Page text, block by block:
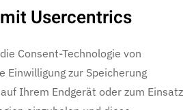
Usercentrics
Consent-Technologie von
Einwilligung zur Speicherung
Ihrem Endgerät oder zum Einsatz